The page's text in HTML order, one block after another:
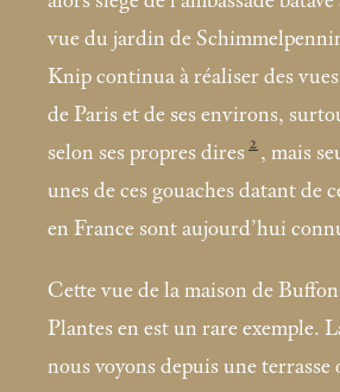
vue du jardin de
Knip continua à réaliser des
de Paris et de ses environs,
selon ses propres dires 2 , mais
unes de ces gouaches datant de
en France sont aujourd’hui
Cette vue de la maison de
Plantes en est un rare exemple.
nous voyons depuis une terrasse